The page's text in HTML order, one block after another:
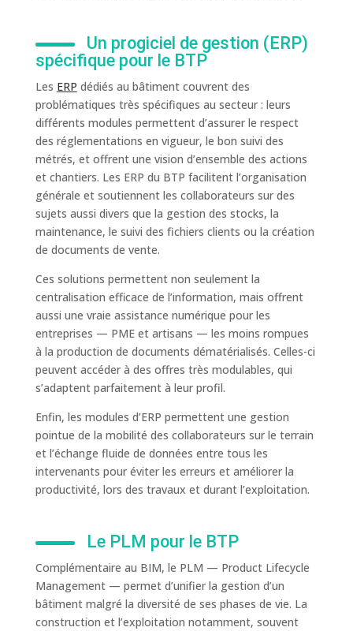
Un progiciel de gestion (ERP)
spécifique pour le BTP
Les ERP dédiés au bâtiment couvrent des
problématiques très spécifiques au secteur : leurs
différents modules permettent d’assurer le respect
des réglementations en vigueur, le bon suivi des
métrés, et offrent une vision d’ensemble des actions
et chantiers. Les ERP du BTP facilitent l’organisation
générale et soutiennent les collaborateurs sur des
sujets aussi divers que la gestion des stocks, la
maintenance, le suivi des fichiers clients ou la création
de documents de vente.
Ces solutions permettent non seulement la
centralisation efficace de l’information, mais offrent
aussi une vraie assistance numérique pour les
entreprises — PME et artisans — les moins rompues
à la production de documents dématérialisés. Celles-ci
peuvent accéder à des offres très modulables, qui
s’adaptent parfaitement à leur profil.
Enfin, les modules d’ERP permettent une gestion
pointue de la mobilité des collaborateurs sur le terrain
et l’échange fluide de données entre tous les
intervenants pour éviter les erreurs et améliorer la
productivité, lors des travaux et durant l’exploitation.
Le PLM pour le BTP
Complémentaire au BIM, le PLM — Product Lifecycle
Management — permet d’unifier la gestion d’un
bâtiment malgré la diversité de ses phases de vie. La
construction et l’exploitation notamment, souvent